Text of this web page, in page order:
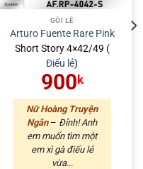
GÓI LẺ
Arturo Fuente Rare Pink
Short Story 4×42/49 (
Điếu lẻ)
900 k
Nữ Hoàng Truyện
Ngắn– Đỉnh! Anh
em muốn tìm một
em xì gà điếu lẻ
vừa...